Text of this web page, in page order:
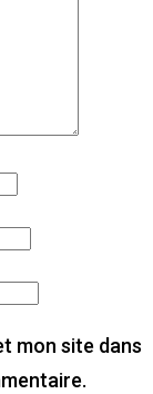
mon site dans